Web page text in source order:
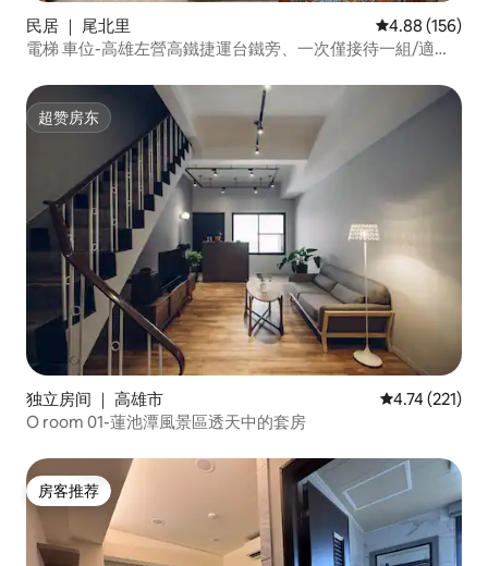
民居 ｜ 尾北里 平均评分 4.88
4.88 (156)
電梯 車位-高雄左營高鐵捷運台鐵旁、一次僅接待一組/適合
超赞房东
超赞房东
独立房间 ｜ 高雄市 平均评分 4.74
4.74 (221)
O room 01-蓮池潭風景區透天中的套房
房客推荐
房客推荐